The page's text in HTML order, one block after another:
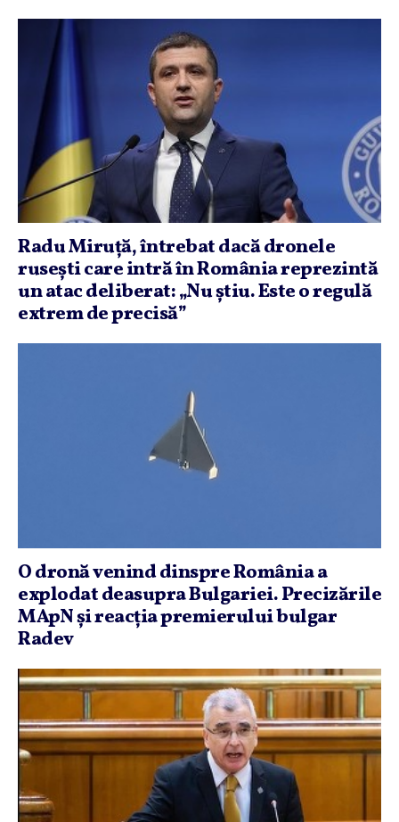
Radu Miruţă, întrebat dacă dronele
ruseşti care intră în România reprezintă
un atac deliberat: „Nu ştiu. Este o regulă
extrem de precisă”
O dronă venind dinspre România a
explodat deasupra Bulgariei. Precizările
MApN şi reacţia premierului bulgar
Radev